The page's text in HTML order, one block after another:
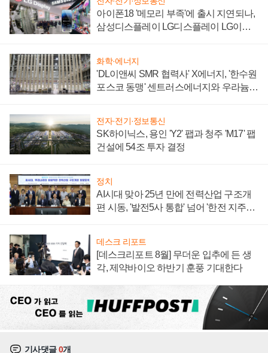
아이폰18 '메모리 부족'에 출시 지연되나,
삼성디스플레이 LG디스플레이 LG이노
화학·에너지
'DL이앤씨 SMR 협력사' X에너지, '한수원
포스코 동맹' 센트러스에너지와 우라늄
전자·전기·정보통신
SK하이닉스, 용인 'Y2' 팹과 청주 'M17' 팹
건설에 54조 투자 결정
정치
AI시대 맞아 25년 만에 전력산업 구조개
편 시동, '발전5사 통합' 넘어 '한전 지주사'
데스크 리포트
[데스크리포트 8월] 무더운 입추에 든 생
각, 제약바이오 하반기 훈풍 기대한다
기사댓글0개